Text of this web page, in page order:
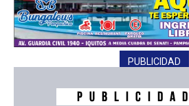
PUBLICIDAD